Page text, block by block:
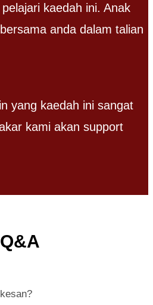
kaedah ini. Anak
anda dalam talian
yang kaedah ini sangat
kami akan support
Q&A